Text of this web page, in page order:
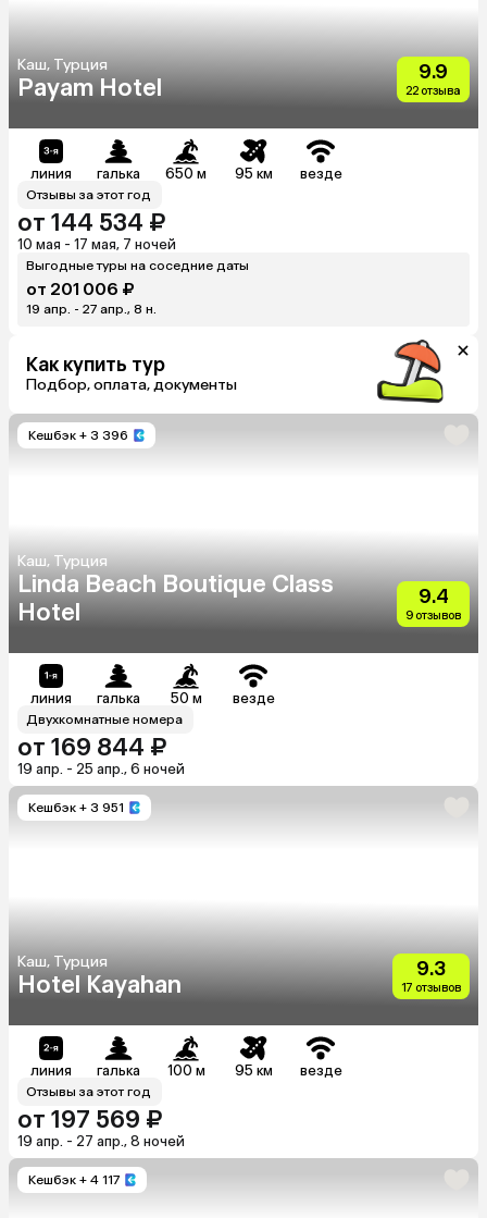
Каш, Турция
Payam Hotel
9.9
22 отзыва
линия галька 650 м 95 км везде
Отзывы за этот год
от 144 534 ₽
10 мая - 17 мая, 7 ночей
Выгодные туры на соседние даты
от 201 006 ₽
19 апр. - 27 апр., 8 н.
Как купить тур
Подбор, оплата, документы
Кешбэк + 3 396
Каш, Турция
Linda Beach Boutique Class
Hotel
9.4
9 отзывов
линия галька 50 м везде
Двухкомнатные номера
от 169 844 ₽
19 апр. - 25 апр., 6 ночей
Кешбэк + 3 951
Каш, Турция
Hotel Kayahan
9.3
17 отзывов
линия галька 100 м 95 км везде
Отзывы за этот год
от 197 569 ₽
19 апр. - 27 апр., 8 ночей
Кешбэк + 4 117